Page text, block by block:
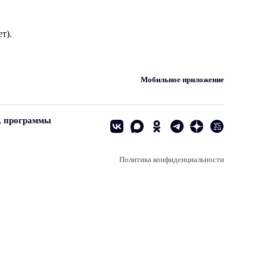
Мобильное приложение
программы
Политика конфиденциальности